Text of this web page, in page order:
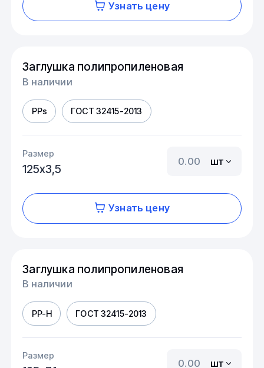
Узнать цену
Заглушка полипропиленовая
В наличии
PPs ГОСТ 32415-2013
Размер
125х3,5
шт
Узнать цену
Заглушка полипропиленовая
В наличии
PP-H ГОСТ 32415-2013
Размер
шт